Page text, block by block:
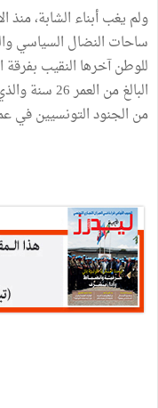
ولم يغب أبناء الشابة، منذ
ساحات النضال السياسي
للوطن آخرها النقيب
من الجنود التونسيين في